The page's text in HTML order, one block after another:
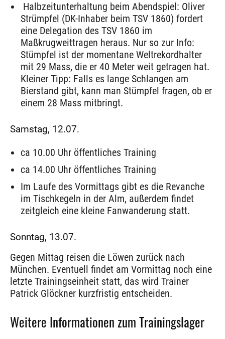
Halbzeitunterhaltung beim Abendspiel: Oliver
Strümpfel (DK-Inhaber beim TSV 1860) fordert
eine Delegation des TSV 1860 im
Maßkrugweittragen heraus. Nur so zur Info:
Stümpfel ist der momentane Weltrekordhalter
mit 29 Mass, die er 40 Meter weit getragen hat.
Kleiner Tipp: Falls es lange Schlangen am
Bierstand gibt, kann man Stümpfel fragen, ob er
einem 28 Mass mitbringt.
Samstag, 12.07.
ca 10.00 Uhr öffentliches Training
ca 14.00 Uhr öffentliches Training
Im Laufe des Vormittags gibt es die Revanche
im Tischkegeln in der Alm, außerdem findet
zeitgleich eine kleine Fanwanderung statt.
Sonntag, 13.07.
Gegen Mittag reisen die Löwen zurück nach
München. Eventuell findet am Vormittag noch eine
letzte Trainingseinheit statt, das wird Trainer
Patrick Glöckner kurzfristig entscheiden.
Weitere Informationen zum Trainingslager